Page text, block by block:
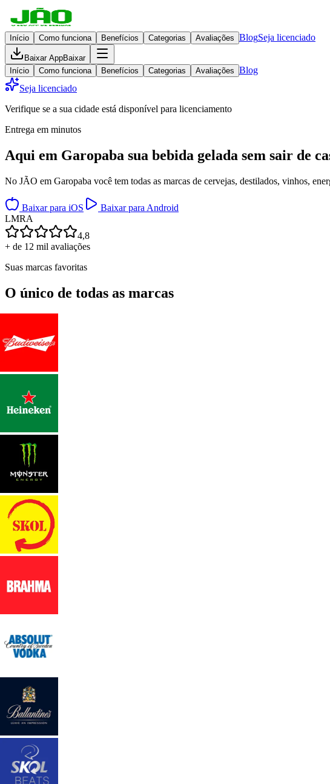
Início Como funciona Benefícios Categorias Avaliações BlogSeja licenciado
Baixar AppBaixar
Início
Como funciona Benefícios Categorias Avaliações Blog
Seja licenciado
Verifique se a sua cidade está disponível para licenciamento
Entrega em minutos
Aqui em Garopaba sua bebida gelada sem sair de
No JÃO em Garopaba você tem todas as marcas de cervejas, destilados, vinhos,
Baixar para iOS
Baixar para Android
LMRA
4,8
+ de 12 mil avaliações
Suas marcas favoritas
O único de todas as marcas